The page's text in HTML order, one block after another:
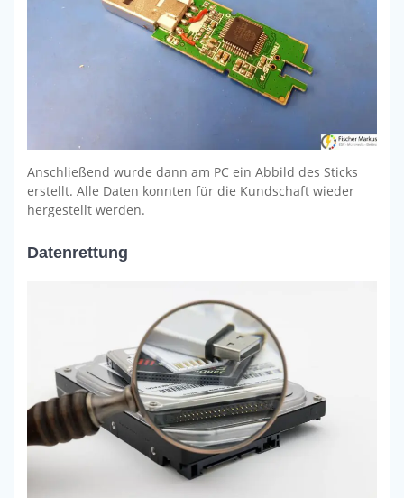
Anschließend wurde dann am PC ein Abbild des Sticks
erstellt. Alle Daten konnten für die Kundschaft wieder
hergestellt werden.
Datenrettung